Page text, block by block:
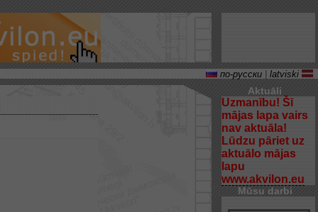
по-русски latviski
Aktuāli
Uzmanību! Šī
mājas lapa vairs
nav aktuāla!
Lūdzu pāriet uz
aktuālo mājas
lapu
www.akvilon.eu
Mūsu darbi